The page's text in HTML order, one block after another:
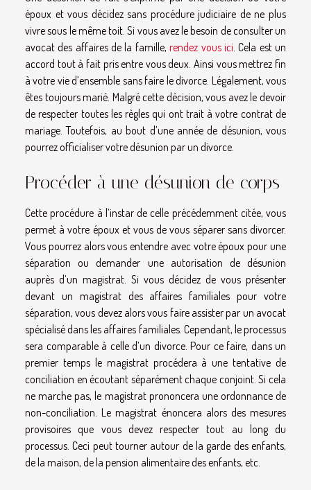
époux et vous décidez sans procédure judiciaire de ne plus
vivre sous le même toit. Si vous avez le besoin de consulter un
avocat des affaires de la famille,rendez vous ici . Cela est un
accord tout à fait pris entre vous deux. Ainsi vous mettrez fin
à votre vie d’ensemble sans faire le divorce. Légalement, vous
êtes toujours marié. Malgré cette décision, vous avez le devoir
de respecter toutes les règles qui ont trait à votre contrat de
mariage. Toutefois, au bout d’une année de désunion, vous
pourrez officialiser votre désunion par un divorce.
Procéder à une désunion de corps
Cette procédure à l’instar de celle précédemment citée, vous
permet à votre époux et vous de vous séparer sans divorcer.
Vous pourrez alors vous entendre avec votre époux pour une
séparation ou demander une autorisation de désunion
auprès d’un magistrat. Si vous décidez de vous présenter
devant un magistrat des affaires familiales pour votre
séparation, vous devez alors vous faire assister par un avocat
spécialisé dans les affaires familiales. Cependant, le processus
sera comparable à celle d’un divorce. Pour ce faire, dans un
premier temps le magistrat procédera à une tentative de
conciliation en écoutant séparément chaque conjoint. Si cela
ne marche pas, le magistrat prononcera une ordonnance de
non-conciliation. Le magistrat énoncera alors des mesures
provisoires que vous devez respecter tout au long du
processus. Ceci peut tourner autour de la garde des enfants,
de la maison, de la pension alimentaire des enfants, etc.